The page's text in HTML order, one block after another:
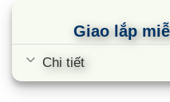
Động cơ Inverter tích
khiển của máy giặt
chỉnh vòng quay của
Giao lắp
Chi tiết